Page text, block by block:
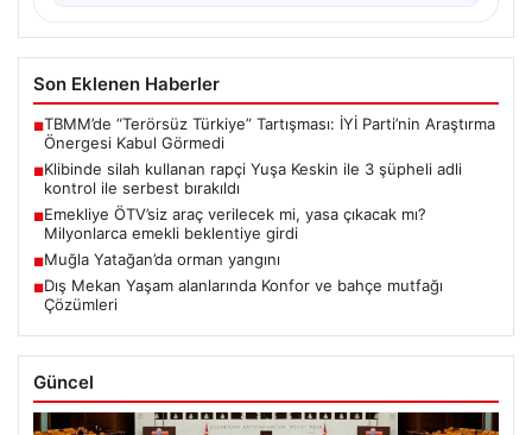
Son Eklenen Haberler
■TBMM’de “Terörsüz Türkiye” Tartışması: İYİ Parti’nin Araştırma
Önergesi Kabul Görmedi
■Klibinde silah kullanan rapçi Yuşa Keskin ile 3 şüpheli adli
kontrol ile serbest bırakıldı
■Emekliye ÖTV’siz araç verilecek mi, yasa çıkacak mı?
Milyonlarca emekli beklentiye girdi
■Muğla Yatağan’da orman yangını
■Dış Mekan Yaşam alanlarında Konfor ve bahçe mutfağı
Çözümleri
Güncel